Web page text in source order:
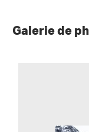
Galerie de